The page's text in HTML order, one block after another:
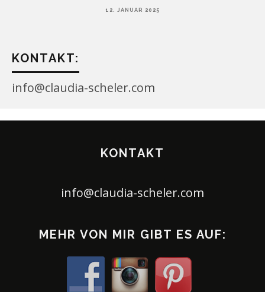
12. JANUAR 2025
KONTAKT:
info@claudia-scheler.com
KONTAKT
info@claudia-scheler.com
MEHR VON MIR GIBT ES AUF: